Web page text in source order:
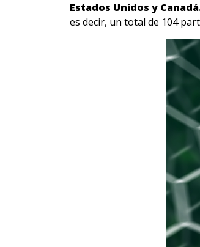
Estados Unidos y
es decir, un total de 104